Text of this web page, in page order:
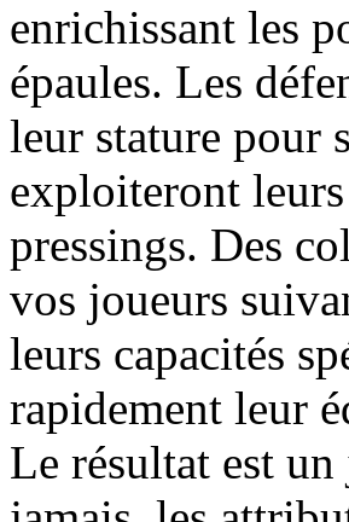
enrichissant les
épaules. Les
leur stature pour
exploiteront
pressings. Des
vos joueurs
leurs capacités
rapidement leur
Le résultat est